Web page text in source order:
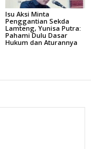
Isu Aksi Minta
Penggantian Sekda
Lamteng, Yunisa Putra:
Pahami Dulu Dasar
Hukum dan Aturannya